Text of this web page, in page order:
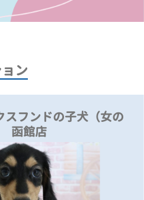
ン
スフンドの子犬（女の
函館店